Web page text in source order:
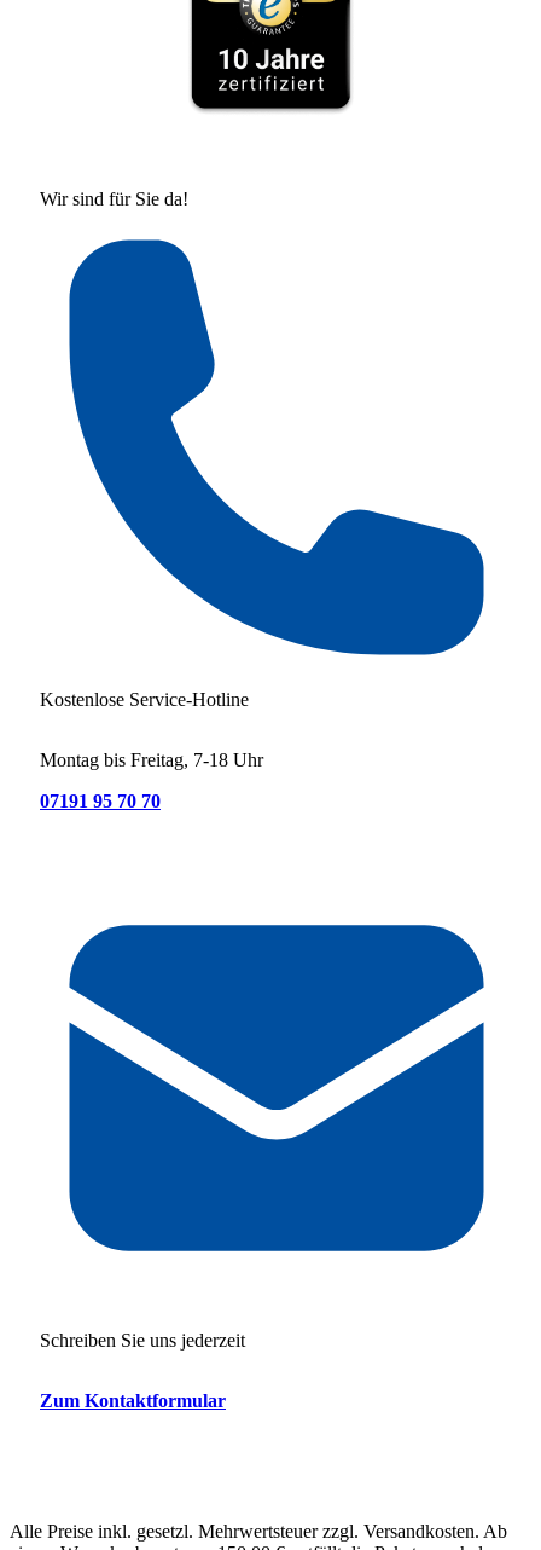
Wir sind für Sie da!
Kostenlose Service-Hotline
Montag bis Freitag, 7-18 Uhr
07191 95 70 70
Schreiben Sie uns jederzeit
Zum Kontaktformular
Alle Preise inkl. gesetzl. Mehrwertsteuer zzgl. Versandkosten. Ab